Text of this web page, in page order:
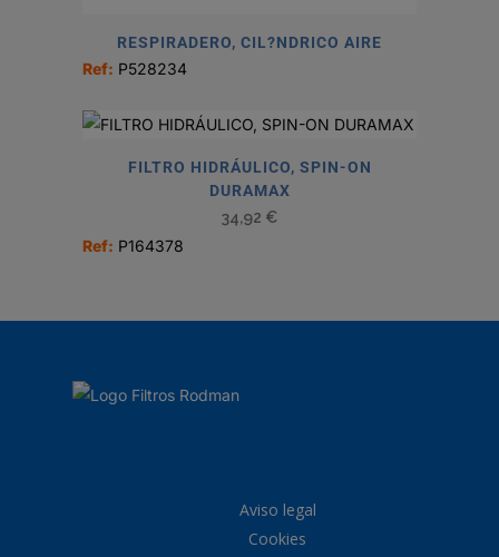
RESPIRADERO, CIL?NDRICO AIRE
Ref: P528234
FILTRO HIDRÁULICO, SPIN-ON
DURAMAX
34,92 €
Ref: P164378
Aviso legal
Cookies